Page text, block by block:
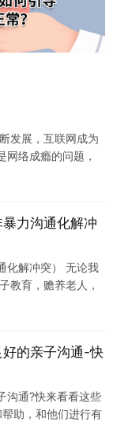
发展，互联网成为
络成瘾的问题，
力沟通化解冲
化解冲突） 无论我
教育，赡养老人，
的亲子沟通-快
沟通?快来看看这些
助，和他们进行有